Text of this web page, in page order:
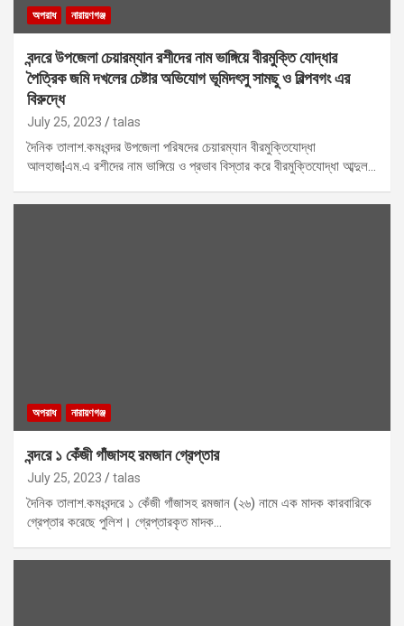
অপরাধ নারায়ণগঞ্জ
বন্দরে উপজেলা চেয়ারম্যান রশীদের নাম ভাঙ্গিয়ে বীরমুক্তি যোদ্ধার
পৈত্রিক জমি দখলের চেষ্টার অভিযোগ ভূমিদৎসু সামছু ও বিল্পবগং এর
বিরুদ্ধে
July 25, 2023 talas
দৈনিক তালাশ.কমঃবন্দর উপজেলা পরিষদের চেয়ারম্যান বীরমুক্তিযোদ্ধা
আলহাজ¦এম.এ রশীদের নাম ভাঙ্গিয়ে ও প্রভাব বিস্তার করে বীরমুক্তিযোদ্ধা আব্দুল…
অপরাধ নারায়ণগঞ্জ
বন্দরে ১ কেঁজী গাঁজাসহ রমজান গ্রেপ্তার
July 25, 2023 talas
দৈনিক তালাশ.কমঃবন্দরে ১ কেঁজী গাঁজাসহ রমজান (২৬) নামে এক মাদক কারবারিকে
গ্রেপ্তার করেছে পুলিশ। গ্রেপ্তারকৃত মাদক…